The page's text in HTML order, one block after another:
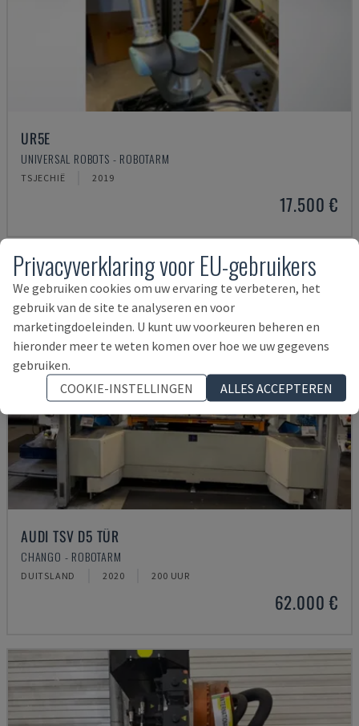
UR5E
UNIVERSAL ROBOTS - ROBOTARM
TSJECHIË 2019
17.500 €
AUDI TSV D5 TÜR
CHANGO - ROBOTARM
DUITSLAND 2020 200 UUR
62.000 €
Privacyverklaring voor EU-gebruikers
We gebruiken cookies om uw ervaring te verbeteren, het
gebruik van de site te analyseren en voor
marketingdoeleinden. U kunt uw voorkeuren beheren en
hieronder meer te weten komen over hoe we uw gegevens
gebruiken.
COOKIE-INSTELLINGEN
ALLES ACCEPTEREN